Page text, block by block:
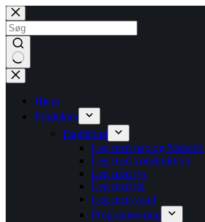
Hjem
Produkter
Dagtilbud
Leg med pap og Makedo
Leg med konstruktion
Leg med lys
Leg med tal
Leg med vand
Programmering